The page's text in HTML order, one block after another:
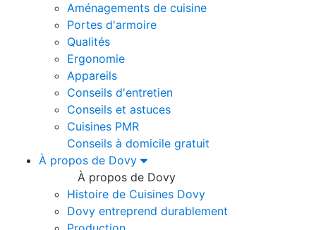
Aménagements de cuisine
Portes d'armoire
Qualités
Ergonomie
Appareils
Conseils d'entretien
Conseils et astuces
Cuisines PMR
Conseils à domicile gratuit
À propos de Dovy
À propos de Dovy
Histoire de Cuisines Dovy
Dovy entreprend durablement